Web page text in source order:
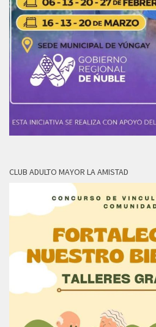
CLUB ADULTO MAYOR LA AMISTAD